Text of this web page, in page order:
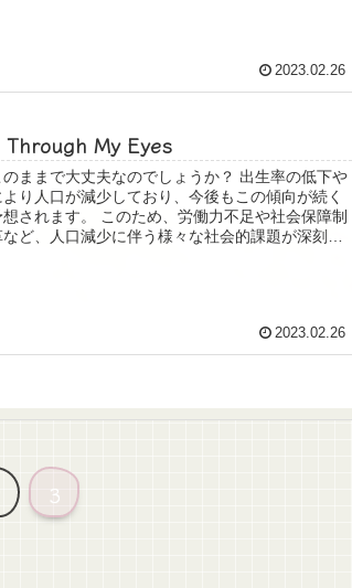
2023.02.26
My Eyes
のままで大丈夫なのでしょうか？ 出生率の低下や
り人口が減少しており、今後もこの傾向が続く
想されます。 このため、労働力不足や社会保障制
ど、人口減少に伴う様々な社会的課題が深刻化
2023.02.26
3